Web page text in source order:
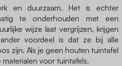
en duurzaam. Het is echter
te onderhouden met een
wijze laat vergrijzen, krijgen
voordeel is dat ze bij alle
zijn. Als je geen houten tuintafel
voor tuintafels.